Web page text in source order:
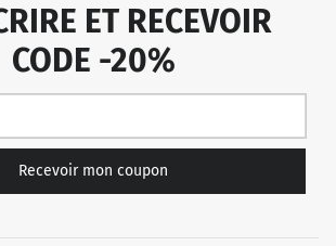
ET RECEVOIR
CODE -20%
Recevoir mon coupon